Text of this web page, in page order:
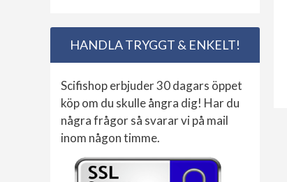
HANDLA TRYGGT & ENKELT!
Scifishop erbjuder 30 dagars öppet
köp om du skulle ångra dig! Har du
några frågor så svarar vi på mail
inom någon timme.